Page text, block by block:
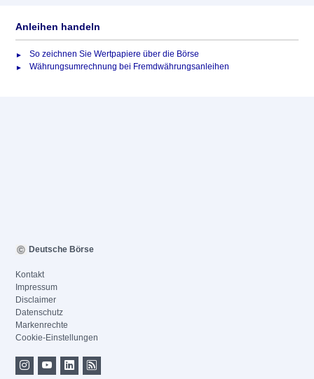
Anleihen handeln
So zeichnen Sie Wertpapiere über die Börse
Währungsumrechnung bei Fremdwährungsanleihen
Deutsche Börse
Kontakt
Impressum
Disclaimer
Datenschutz
Markenrechte
Cookie-Einstellungen